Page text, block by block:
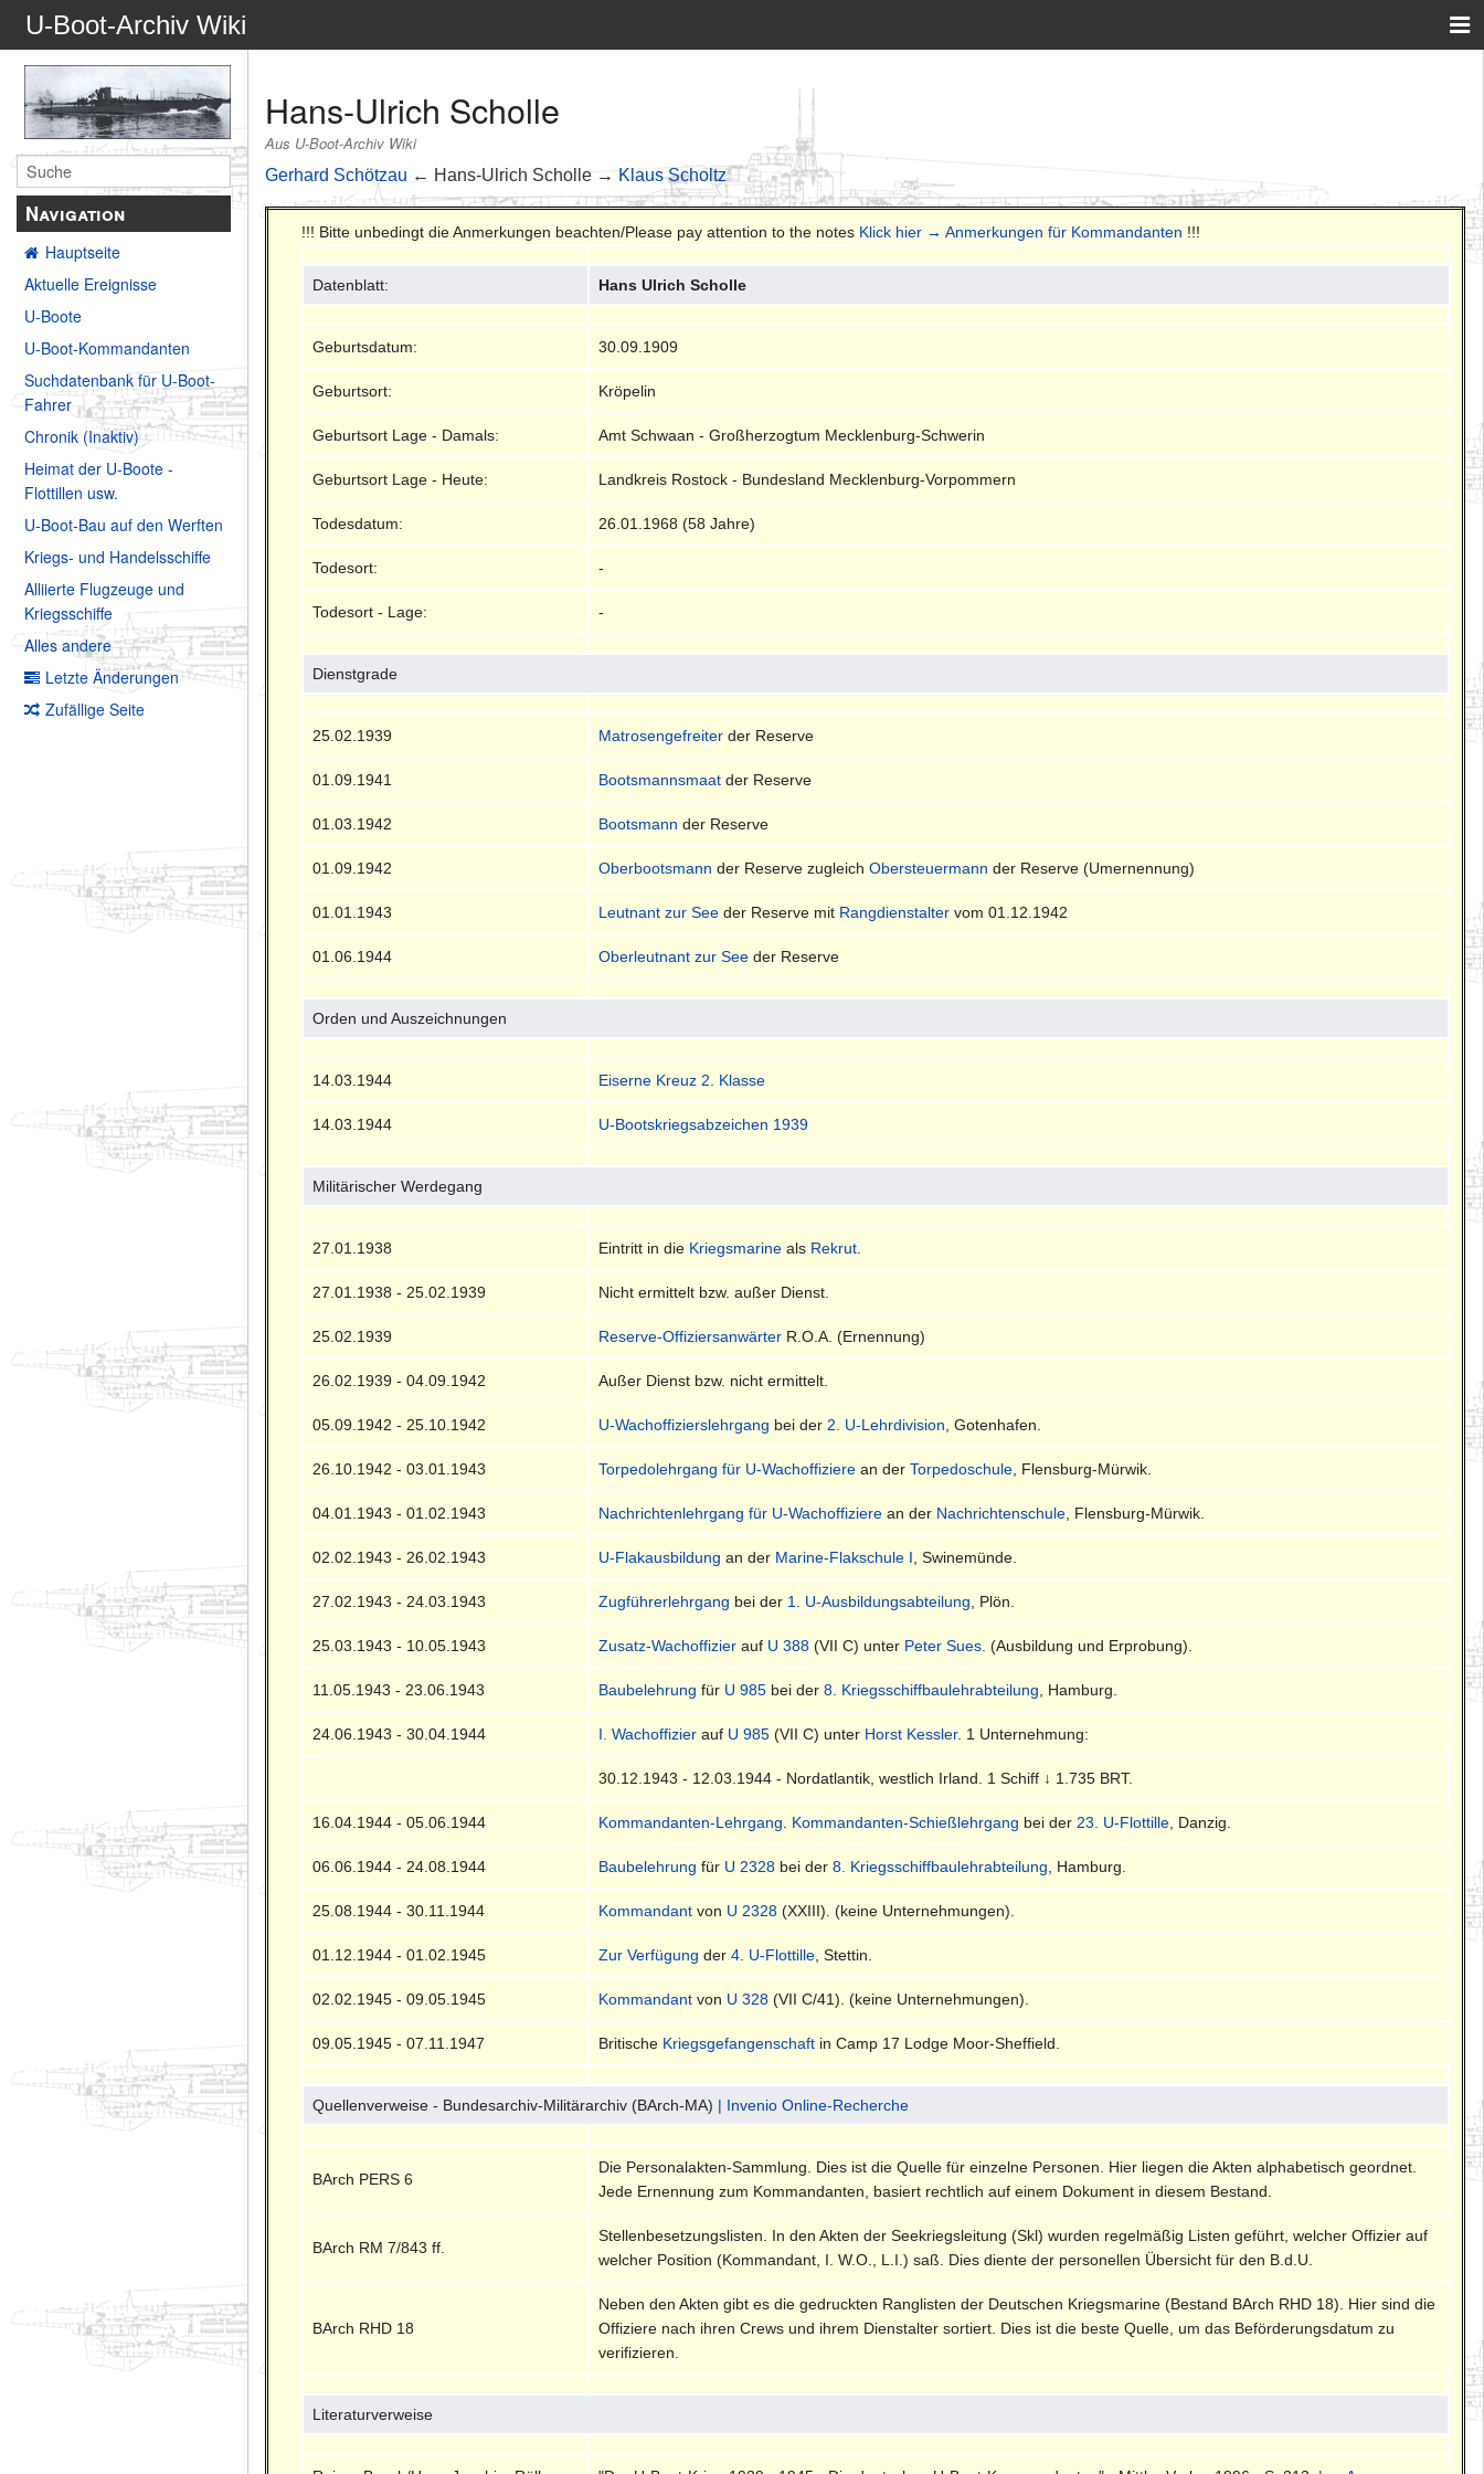
U-Boot-Archiv Wiki
Navigation
Hauptseite
Aktuelle Ereignisse
U-Boote
U-Boot-Kommandanten
Suchdatenbank für U-Boot-
Fahrer
Chronik (Inaktiv)
Heimat der U-Boote -
Flottillen usw.
U-Boot-Bau auf den Werften
Kriegs- und Handelsschiffe
Alliierte Flugzeuge und
Kriegsschiffe
Alles andere
Letzte Änderungen
Zufällige Seite
Hans-Ulrich Scholle
Aus U-Boot-Archiv Wiki
Gerhard Schötzau ← Hans-Ulrich Scholle → Klaus Scholtz
!!! Bitte unbedingt die Anmerkungen beachten/Please pay attention to the notes Klick hier → Anmerkungen für Kommandanten !!!
Datenblatt: Hans Ulrich Scholle
Geburtsdatum: 30.09.1909
Geburtsort: Kröpelin
Geburtsort Lage - Damals: Amt Schwaan - Großherzogtum Mecklenburg-Schwerin
Geburtsort Lage - Heute: Landkreis Rostock - Bundesland Mecklenburg-Vorpommern
Todesdatum: 26.01.1968 (58 Jahre)
Todesort: -
Todesort - Lage: -
Dienstgrade
25.02.1939 Matrosengefreiter der Reserve
01.09.1941 Bootsmannsmaat der Reserve
01.03.1942 Bootsmann der Reserve
01.09.1942 Oberbootsmann der Reserve zugleichObersteuermann der Reserve (Umernennung)
01.01.1943 Leutnant zur See der Reserve mit Rangdienstalter vom 01.12.1942
01.06.1944 Oberleutnant zur See der Reserve
Orden und Auszeichnungen
14.03.1944 Eiserne Kreuz 2. Klasse
14.03.1944 U-Bootskriegsabzeichen 1939
Militärischer Werdegang
27.01.1938 Eintritt in die Kriegsmarine als Rekrut
27.01.1938 - 25.02.1939 Nicht ermittelt bzw. außer Dienst.
25.02.1939 Reserve-Offiziersanwärter R.O.A. (Ernennung)
26.02.1939 - 04.09.1942 Außer Dienst bzw. nicht ermittelt.
05.09.1942 - 25.10.1942 U-Wachoffizierslehrgang bei der 2. U-Lehrdivision , Gotenhafen.
26.10.1942 - 03.01.1943 Torpedolehrgang für U-Wachoffiziere an derTorpedoschule , Flensburg-Mürwik.
04.01.1943 - 01.02.1943 Nachrichtenlehrgang für U-Wachoffiziere an der Nachrichtenschule , Flensburg-Mürwik.
02.02.1943 - 26.02.1943 U-Flakausbildung an der Marine-Flakschule I , Swinemünde.
27.02.1943 - 24.03.1943 Zugführerlehrgang bei der 1. U-Ausbildungsabteilung , Plön.
25.03.1943 - 10.05.1943 Zusatz-Wachoffizier auf U 388 (VII C) unter Peter Sues . (Ausbildung und Erprobung).
11.05.1943 - 23.06.1943 Baubelehrung für U 985 bei der8. Kriegsschiffbaulehrabteilung , Hamburg.
24.06.1943 - 30.04.1944 I. Wachoffizier auf U 985 (VII C) unter Horst Kessler. 1 Unternehmung:
30.12.1943 - 12.03.1944 - Nordatlantik, westlich Irland. 1 Schiff ↓ 1.735 BRT.
16.04.1944 - 05.06.1944 Kommandanten-Lehrgang Kommandanten-Schießlehrgang bei der 23. U-Flottille , Danzig.
06.06.1944 - 24.08.1944 Baubelehrung für U 2328 bei der8. Kriegsschiffbaulehrabteilung , Hamburg.
25.08.1944 - 30.11.1944 Kommandant von U 2328 (XXIII). (keine Unternehmungen).
01.12.1944 - 01.02.1945 Zur Verfügung der4. U-Flottille , Stettin.
02.02.1945 - 09.05.1945 Kommandant von U 328 (VII C/41). (keine Unternehmungen).
09.05.1945 - 07.11.1947 Britische Kriegsgefangenschaft in Camp 17 Lodge Moor-Sheffield.
Quellenverweise - Bundesarchiv-Militärarchiv (BArch-MA) | Invenio Online-Recherche
BArch PERS 6
Die Personalakten-Sammlung. Dies ist die Quelle für einzelne Personen. Hier liegen die Akten alphabetisch geordnet.
Jede Ernennung zum Kommandanten, basiert rechtlich auf einem Dokument in diesem Bestand.
BArch RM 7/843 ff.
Stellenbesetzungslisten. In den Akten der Seekriegsleitung (Skl) wurden regelmäßig Listen geführt, welcher Offizier auf
welcher Position (Kommandant, I. W.O., L.I.) saß. Dies diente der personellen Übersicht für den B.d.U.
BArch RHD 18
Neben den Akten gibt es die gedruckten Ranglisten der Deutschen Kriegsmarine (Bestand BArch RHD 18). Hier sind die
Offiziere nach ihren Crews und ihrem Dienstalter sortiert. Dies ist die beste Quelle, um das Beförderungsdatum zu
verifizieren.
Literaturverweise